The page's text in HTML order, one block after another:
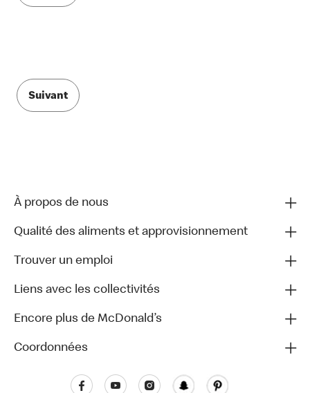
Suivant
À propos de nous
Qualité des aliments et approvisionnement
Trouver un emploi
Liens avec les collectivités
Encore plus de McDonald’s
Coordonnées